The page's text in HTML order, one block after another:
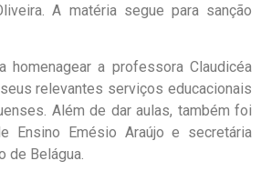
A matéria segue para sanção
homenagear a professora Claudicéa
relevantes serviços educacionais
Além de dar aulas, também foi
Ensino Emésio Araújo e secretária
de Belágua.